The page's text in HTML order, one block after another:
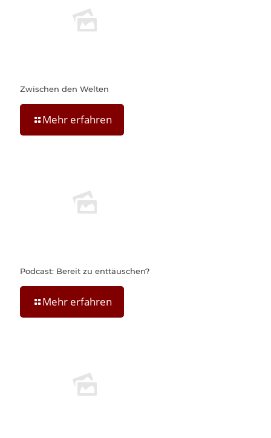
Zwischen den Welten
Mehr erfahren
Podcast: Bereit zu enttäuschen?
Mehr erfahren